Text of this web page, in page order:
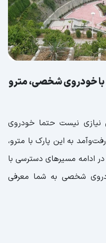
با خودروی شخصی، مترو
نیازی نیست حتما خودروی
به این پارک با مترو،
ادامه مسیرهای دسترسی با
شخصی به شما معرفی